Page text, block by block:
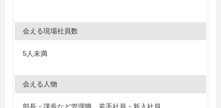
会える現場社員数
5人未満
会える人物